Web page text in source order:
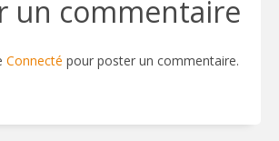
un commentaire
Connecté pour poster un commentaire.